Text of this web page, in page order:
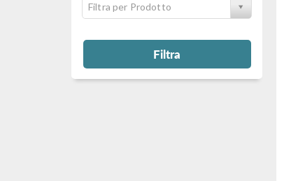
Filtra per Prodotto
Filtra